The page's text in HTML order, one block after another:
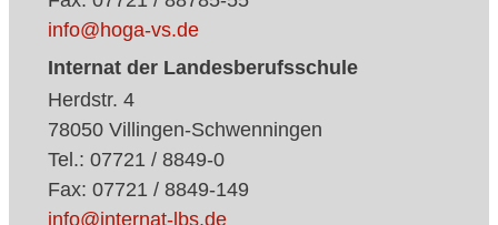
info@hoga-vs.de
Internat der Landesberufsschule
Herdstr. 4
78050 Villingen-Schwenningen
Tel.: 07721 / 8849-0
Fax: 07721 / 8849-149
info@internat-lbs.de